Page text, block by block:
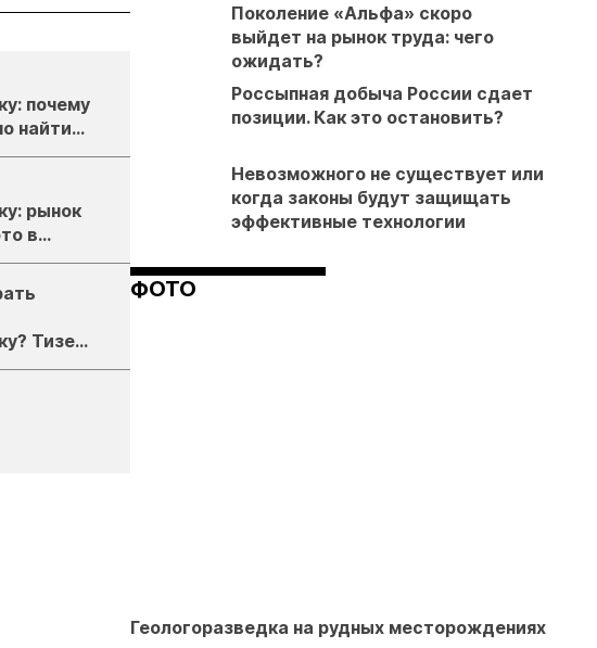
почему
найти
рынок
в
Тизер
Поколение «Альфа» скоро
выйдет на рынок труда: чего
ожидать?
Россыпная добыча России сдает
позиции. Как это остановить?
Невозможного не существует или
когда законы будут защищать
эффективные технологии
ФОТО
Геологоразведка на рудных месторождениях